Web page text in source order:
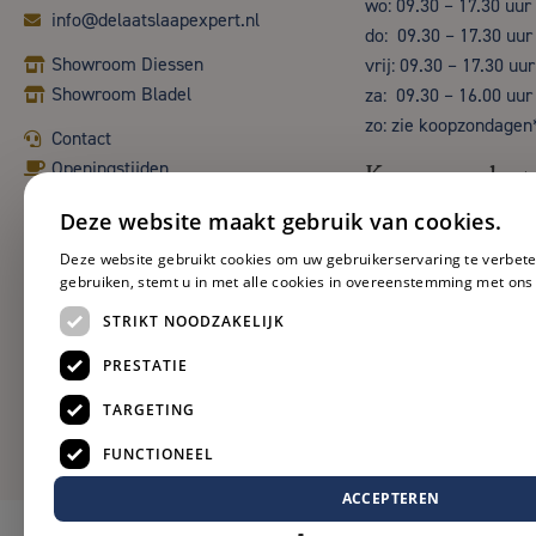
info@delaatslaapexpert.nl
Showroom Diessen
Showroom Bladel
Contact
Openingstijden
wo: 09.30 – 17.30 uur
do: 09.30 – 17.30 uur
vrij: 09.30 – 17.30 uur
za: 09.30 – 16.00 uur
zo: zie
Deze website maakt gebruik van cookies.
Deze website gebruikt cookies om uw gebruikerservaring te
gebruiken, stemt u in met alle cookies in overeenstemming met
STRIKT NOODZAKELIJK
PRESTATIE
TARGETING
FUNCTIONEEL
ACCEPTEREN